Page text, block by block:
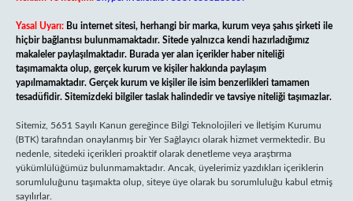
Yasal Uyarı: Bu internet sitesi, herhangi bir marka, kurum veya şahıs şirketi ile
hiçbir bağlantısı bulunmamaktadır. Sitede yalnızca kendi hazırladığımız
makaleler paylaşılmaktadır. Burada yer alan içerikler haber niteliği
taşımamakta olup, gerçek kurum ve kişiler hakkında paylaşım
yapılmamaktadır. Gerçek kurum ve kişiler ile isim benzerlikleri tamamen
tesadüfidir. Sitemizdeki bilgiler taslak halindedir ve tavsiye niteliği taşımazlar.
Sitemiz, 5651 Sayılı Kanun gereğince Bilgi Teknolojileri ve İletişim Kurumu
(BTK) tarafından onaylanmış bir Yer Sağlayıcı olarak hizmet vermektedir. Bu
nedenle, sitedeki içerikleri proaktif olarak denetleme veya araştırma
yükümlülüğümüz bulunmamaktadır. Ancak, üyelerimiz yazdıkları içeriklerin
sorumluluğunu taşımakta olup, siteye üye olarak bu sorumluluğu kabul etmiş
sayılırlar.